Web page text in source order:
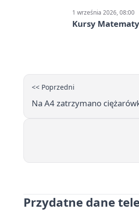
1 września 2026, 08:00
Kursy
<< Poprzedni
Na A4 zatrzymano
Przydatne dane